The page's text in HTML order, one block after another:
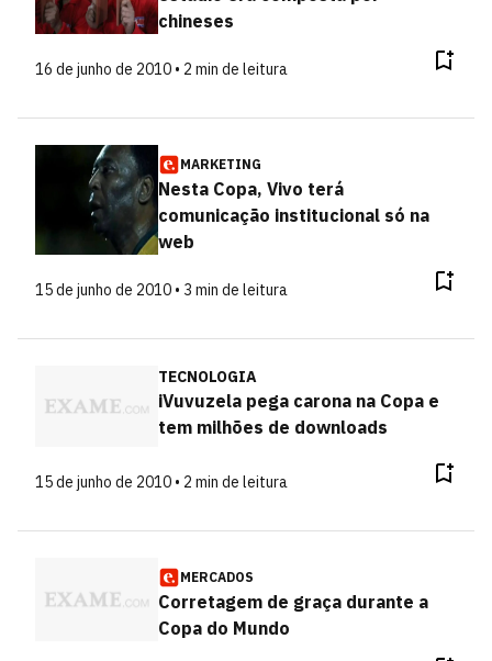
chineses
16 de junho de 2010 • 2 min de leitura
MARKETING
Nesta Copa, Vivo terá
comunicação institucional só na
web
15 de junho de 2010 • 3 min de leitura
TECNOLOGIA
iVuvuzela pega carona na Copa e
tem milhões de downloads
15 de junho de 2010 • 2 min de leitura
MERCADOS
Corretagem de graça durante a
Copa do Mundo